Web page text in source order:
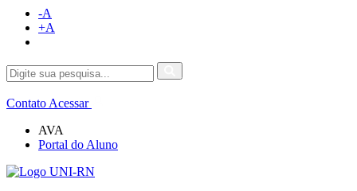
-A
+A
Contato Acessar
AVA
Portal do Aluno